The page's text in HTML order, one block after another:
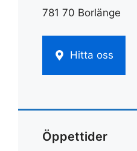
781 70 Borlänge
Hitta oss
Öppettider